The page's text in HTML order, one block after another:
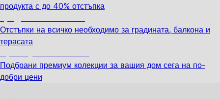
продукта с до 40% отстъпка
Отстъпки на всичко необходимо за градината, балкона и
терасата
Подбрани премиум колекции за вашия дом сега на по-
добри цени